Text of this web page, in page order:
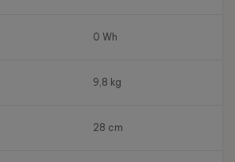
0 Wh
9,8 kg
28 cm